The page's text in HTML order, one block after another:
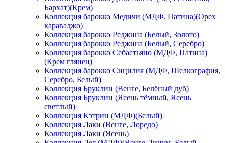
Бархат)(Крем)
Коллекция барокко Медичи (МДФ, Патина)(Орех
караваджо)
Коллекция барокко Реджина (Белый, Золото)
Коллекция барокко Реджина (Белый, Серебро)
Коллекция барокко Себастьяно (МДФ, Патина)
(Крем глянец)
Коллекция барокко Сицилия (МДФ, Шелкография,
Серебро, Белый)
Коллекция Бруклин (Венге, Белёный дуб)
Коллекция Бруклин (Ясень тёмный, Ясень
светлый)
Коллекция Кэтрин (МДФ)(Белый)
Коллекция Лаки (Венге, Лоредо)
Коллекция Лаки (Ясень)